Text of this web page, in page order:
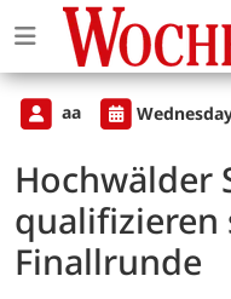
aa
Hochwälder
qualifizieren
Finallrunde